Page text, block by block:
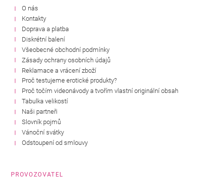
O nás
Kontakty
Doprava a platba
Diskrétní balení
Všeobecné obchodní podmínky
Zásady ochrany osobních údajů
Reklamace a vrácení zboží
Proč testujeme erotické produkty?
Proč točím videonávody a tvořím vlastní originální obsah
Tabulka velikostí
Naši partneři
Slovník pojmů
Vánoční svátky
Odstoupení od smlouvy
PROVOZOVATEL